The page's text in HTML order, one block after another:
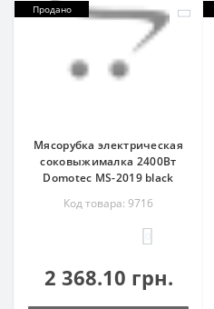
Продано
Мясорубка электрическая
соковыжималка 2400Вт
Domotec MS-2019 black
Код товара: 9716
2 368.10 грн.